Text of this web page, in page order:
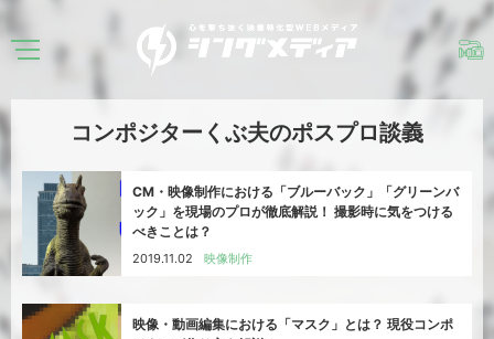
コンポジターくぶ夫のポスプロ談義
CM・映像制作における「ブルーバック」「グリーンバ
ック」を現場のプロが徹底解説！ 撮影時に気をつける
べきことは？
2019.11.02 映像制作
映像・動画編集における「マスク」とは？ 現役コンポ